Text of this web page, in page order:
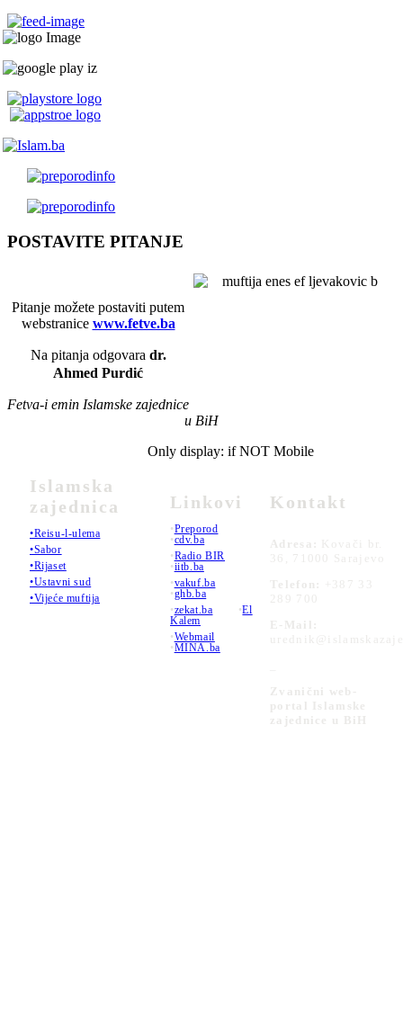
POSTAVITE PITANJE
Pitanje možete postaviti putem
webstranice www.fetve.ba
Na pitanja odgovara dr.
Ahmed Purdić
Fetva-i emin Islamske zajednice
u BiH
Islamska
zajednica
•Reisu-l-ulema
•Sabor
•Rijaset
•Ustavni sud
•Vijeće muftija
Only display: if NOT Mobile
Linkovi
•Preporod
•cdv.ba
•Radio BIR
•iitb.ba
•vakuf.ba
•ghb.ba
•zekat.ba •El
Kalem
•Webmail
•MINA.ba
Kontakt
Adresa:
Kovači br.
36, 71000 Sarajevo
Telefon:
+387 33
289 700
E-Mail:
Zvanični web-
portal Islamske
zajednice u BiH